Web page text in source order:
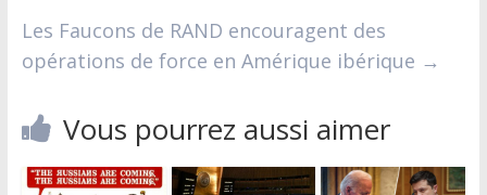
Les Faucons de RAND encouragent des
opérations de force en Amérique ibérique →
Vous pourrez aussi aimer